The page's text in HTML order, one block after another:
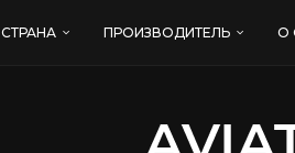
СТРАНА ПРОИЗВОДИТЕЛЬ О